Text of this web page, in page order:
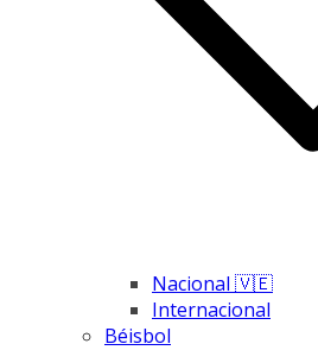
Nacional 🇻🇪
Internacional
Béisbol